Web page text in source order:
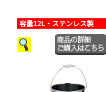
容量12L・ステンレス製